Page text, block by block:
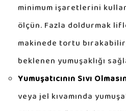
minimum işaretlerini
ölçün. Fazla doldurmak
makinede tortu
beklenen yumuşaklığı
Yumuşatıcının Sıvı
veya jel kıvamında